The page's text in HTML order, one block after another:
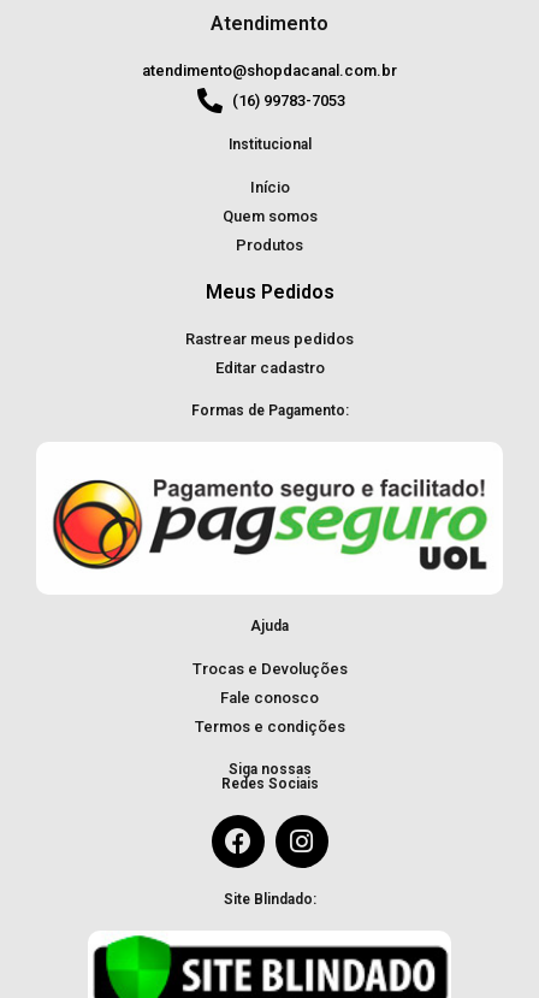
Atendimento
atendimento@shopdacanal.com.br
(16) 99783-7053
Institucional
Início
Quem somos
Produtos
Meus Pedidos
Rastrear meus pedidos
Editar cadastro
Formas de Pagamento:
Ajuda
Trocas e Devoluções
Fale conosco
Termos e condições
Siga nossas
Redes Sociais
Site Blindado: